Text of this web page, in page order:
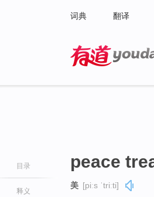
词典 翻译
目录
释义
peace
美 [piːs ˈtriːti]